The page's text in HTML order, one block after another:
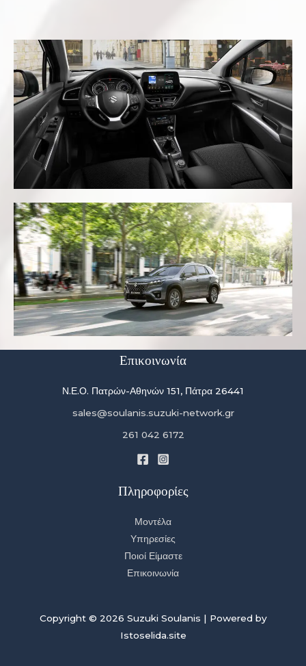
Επικοινωνία
Ν.Ε.Ο. Πατρών-Αθηνών 151, Πάτρα 26441
sales@soulanis.suzuki-network.gr
261 042 6172
Πληροφορίες
Μοντέλα
Υπηρεσίες
Ποιοί Είμαστε
Επικοινωνία
Copyright © 2026 Suzuki Soulanis | Powered by
Istoselida.site